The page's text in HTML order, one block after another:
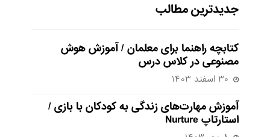
جدیدترین مطالب
کتابچه راهنما برای معلمان / آموزش هوش
مصنوعی در کلاس درس
۳۰ اسفند ۱۴۰۳
آموزش مهارت‌های زندگی به کودکان با بازی /
استارتاپ Nurture